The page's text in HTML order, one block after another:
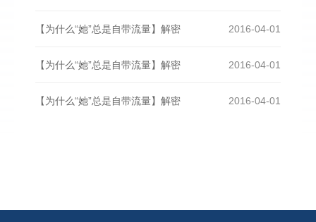
2016-04-01
【为什么“她”总是自带流量】解密
2016-04-01
【为什么“她”总是自带流量】解密
2016-04-01
【为什么“她”总是自带流量】解密